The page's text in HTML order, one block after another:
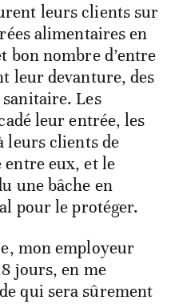
leurs clients sur
alimentaires en
bon nombre d’entre
leur devanture, des
Les
leur entrée, les
leurs clients de
eux, et le
une bâche en
pour le protéger.
mon employeur
jours, en me
qui sera sûrement